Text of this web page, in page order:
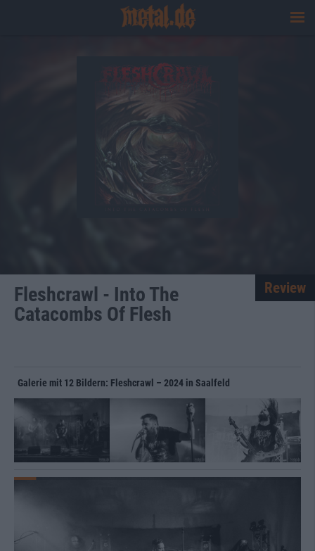
Fleshcrawl - Into The
Catacombs Of Flesh
Review
Galerie mit 12 Bildern: Fleshcrawl – 2024 in Saalfeld